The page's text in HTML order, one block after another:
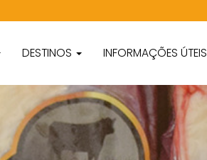
DESTINOS INFORMAÇÕES ÚTEIS